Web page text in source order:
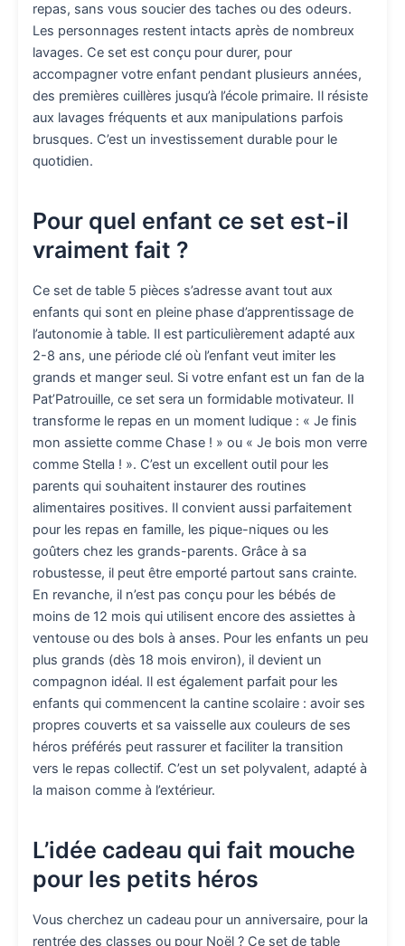
repas, sans vous soucier des taches ou des odeurs.
Les personnages restent intacts après de nombreux
lavages. Ce set est conçu pour durer, pour
accompagner votre enfant pendant plusieurs années,
des premières cuillères jusqu’à l’école primaire. Il résiste
aux lavages fréquents et aux manipulations parfois
brusques. C’est un investissement durable pour le
quotidien.
Pour quel enfant ce set est-il
vraiment fait ?
Ce set de table 5 pièces s’adresse avant tout aux
enfants qui sont en pleine phase d’apprentissage de
l’autonomie à table. Il est particulièrement adapté aux
2-8 ans, une période clé où l’enfant veut imiter les
grands et manger seul. Si votre enfant est un fan de la
Pat’Patrouille, ce set sera un formidable motivateur. Il
transforme le repas en un moment ludique : « Je finis
mon assiette comme Chase ! » ou « Je bois mon verre
comme Stella ! ». C’est un excellent outil pour les
parents qui souhaitent instaurer des routines
alimentaires positives. Il convient aussi parfaitement
pour les repas en famille, les pique-niques ou les
goûters chez les grands-parents. Grâce à sa
robustesse, il peut être emporté partout sans crainte.
En revanche, il n’est pas conçu pour les bébés de
moins de 12 mois qui utilisent encore des assiettes à
ventouse ou des bols à anses. Pour les enfants un peu
plus grands (dès 18 mois environ), il devient un
compagnon idéal. Il est également parfait pour les
enfants qui commencent la cantine scolaire : avoir ses
propres couverts et sa vaisselle aux couleurs de ses
héros préférés peut rassurer et faciliter la transition
vers le repas collectif. C’est un set polyvalent, adapté à
la maison comme à l’extérieur.
L’idée cadeau qui fait mouche
pour les petits héros
Vous cherchez un cadeau pour un anniversaire, pour la
rentrée des classes ou pour Noël ? Ce set de table